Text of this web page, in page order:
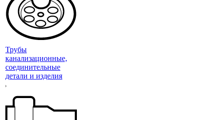
Трубы
канализационные,
соединительные
детали и изделия